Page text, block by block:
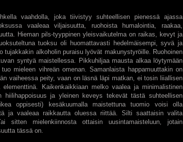
vaahdolla, joka tiivistyy suhteellisen pienessä ajassa
vaaleaa viljaisuutta, ruohoista humalointia, raakaa,
Hieman pils-tyyppinen yleisvaikutelma on raikas, kevyt ja
tuoksu oli huomattavasti hedelmäisempi, syvä ja
tujakkakin alkoholin puraisu lyövät makunystyröille. Ruohoinen
syntyä maistellessa. Pikkuhiljaa mausta alkaa löytymään
mieleen vihreän omenan. Samanlaista happamuuttakin on
vaiheessa peity, vaan on läsnä läpi matkan, ei tosin liiallisen
Kaikenkaikkiaan melko vaalea ja minimalistinen
hiilihappoisuus ja yleinen keveys tekevät tästä suhteellisen
oppisesti) kesäkuumalla maistettuna tuomio voisi olla
ja vaaleaa raikkautta oluessa riittää. Silti saattaisin valita
sitten mielenkiinnosta ottaisin uusintamaisteluun, jotain
tässä on.